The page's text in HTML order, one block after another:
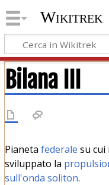
Wikitrek
Bilana III
Pianeta federale su
sviluppato la
sull'onda soliton.